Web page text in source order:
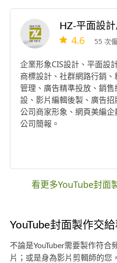
4.6 55 次
企業形象CIS設計、平面設
商標設計、社群網路行銷、
管理、廣告精準投放、銷售
設、影片編輯後製、廣告招
公司商家形象、網頁美編企
公司簡報。
看更多YouTube封面
YouTube封面製作交
不論是YouTuber需要製作符合
片；或是身為影片剪輯師的您